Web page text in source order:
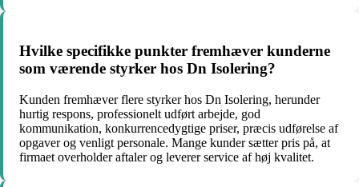
Hvilke specifikke punkter fremhæver kunderne
som værende styrker hos Dn Isolering?
Kunden fremhæver flere styrker hos Dn Isolering, herunder
hurtig respons, professionelt udført arbejde, god
kommunikation, konkurrencedygtige priser, præcis udførelse af
opgaver og venligt personale. Mange kunder sætter pris på, at
firmaet overholder aftaler og leverer service af høj kvalitet.